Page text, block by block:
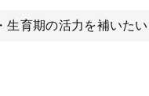
生育期の活力を補いたい